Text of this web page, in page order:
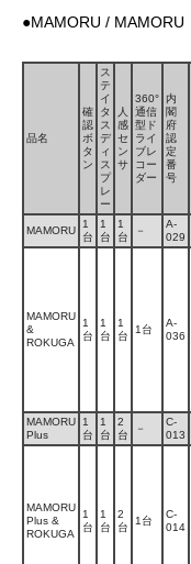
●MAMORU / MAMORU
品名
確
認
ボ
タ
ン
ス
テ
イ
タ
ス
デ
ィ
ス
プ
レ
ー
人
感
セ
ン
サ
360°
通信
型ド
ライ
ブレ
コー
ダー
内
閣
府
認
定
番
号
MAMORU
1
台
1
台
1
台
－
A-
029
MAMORU
&
ROKUGA
1
台
1
台
1
台
1台
A-
036
MAMORU
Plus
1
台
1
台
2
台
－
C-
013
MAMORU
Plus &
ROKUGA
1
台
1
台
2
台
1台
C-
014